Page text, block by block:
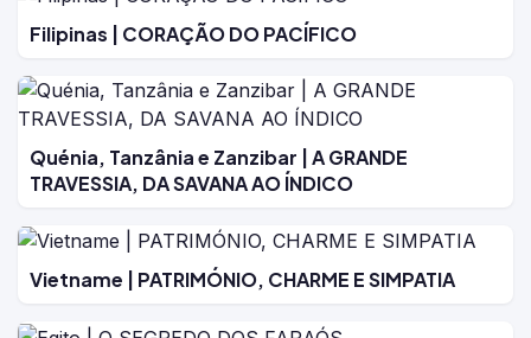
Filipinas | CORAÇÃO DO PACÍFICO
Quénia, Tanzânia e Zanzibar | A GRANDE
TRAVESSIA, DA SAVANA AO ÍNDICO
Vietname | PATRIMÓNIO, CHARME E SIMPATIA